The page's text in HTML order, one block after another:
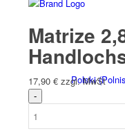
Polski(
Matrize
17,90 € zzgl. MwSt